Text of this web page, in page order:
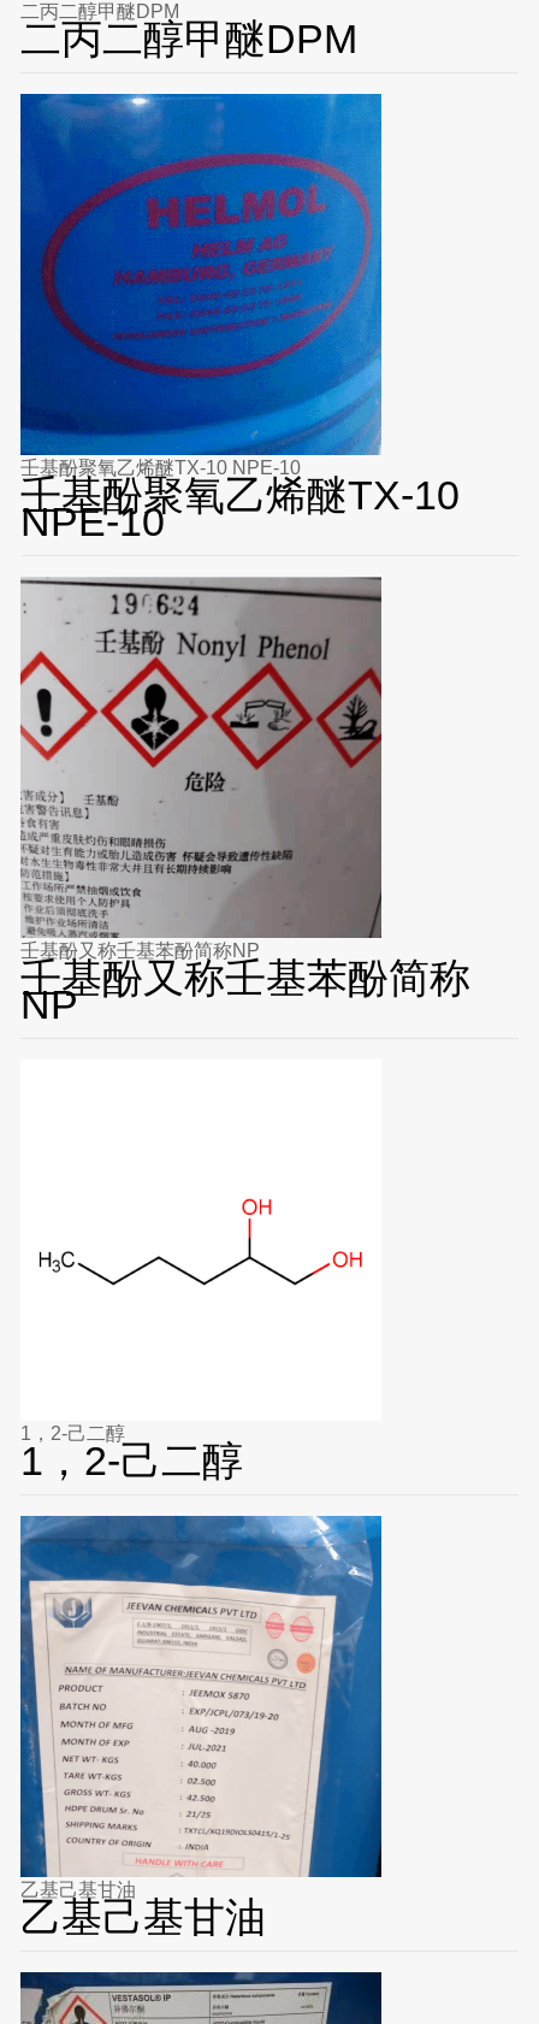
二丙二醇甲醚DPM
二丙二醇甲醚DPM
壬基酚聚氧乙烯醚TX-10 NPE-10
壬基酚聚氧乙烯醚TX-10
NPE-10
壬基酚又称壬基苯酚简称NP
壬基酚又称壬基苯酚简称
NP
1，2-己二醇
1，2-己二醇
乙基己基甘油
乙基己基甘油